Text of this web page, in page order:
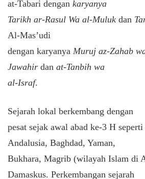
at-Tabari dengan karyanya
Tarikh ar-Rasul Wa al-Muluk dan
Al-Mas’udi
dengan karyanya Muruj az-Zahab
Jawahir dan at-Tanbih wa
al-Israf.
Sejarah lokal berkembang dengan
pesat sejak awal abad ke-3 H
Andalusia, Baghdad, Yaman,
Bukhara, Magrib (wilayah Islam di
Damaskus. Perkembangan sejarah